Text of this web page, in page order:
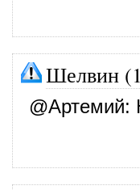
Шелвин
@Артемий: